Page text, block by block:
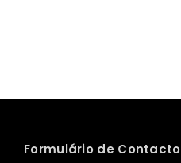
Formulário de Contacto